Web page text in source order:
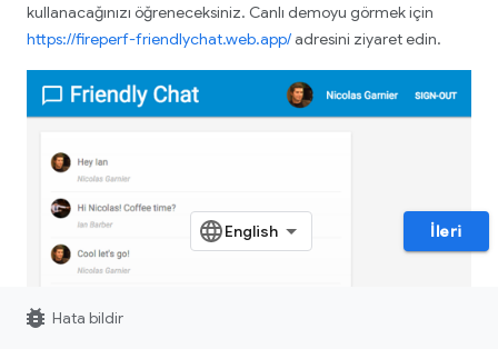
kullanacağınızı öğreneceksiniz. Canlı demoyu görmek için
https://fireperf-friendlychat.web.app/adresini ziyaret edin.
İleri
bug_report Hata bildir